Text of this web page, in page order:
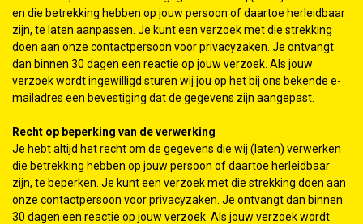
en die betrekking hebben op jouw persoon of daartoe herleidbaar
zijn, te laten aanpassen. Je kunt een verzoek met die strekking
doen aan onze contactpersoon voor privacyzaken. Je ontvangt
dan binnen 30 dagen een reactie op jouw verzoek. Als jouw
verzoek wordt ingewilligd sturen wij jou op het bij ons bekende e-
mailadres een bevestiging dat de gegevens zijn aangepast.
Recht op beperking van de verwerking
Je hebt altijd het recht om de gegevens die wij (laten) verwerken
die betrekking hebben op jouw persoon of daartoe herleidbaar
zijn, te beperken. Je kunt een verzoek met die strekking doen aan
onze contactpersoon voor privacyzaken. Je ontvangt dan binnen
30 dagen een reactie op jouw verzoek. Als jouw verzoek wordt